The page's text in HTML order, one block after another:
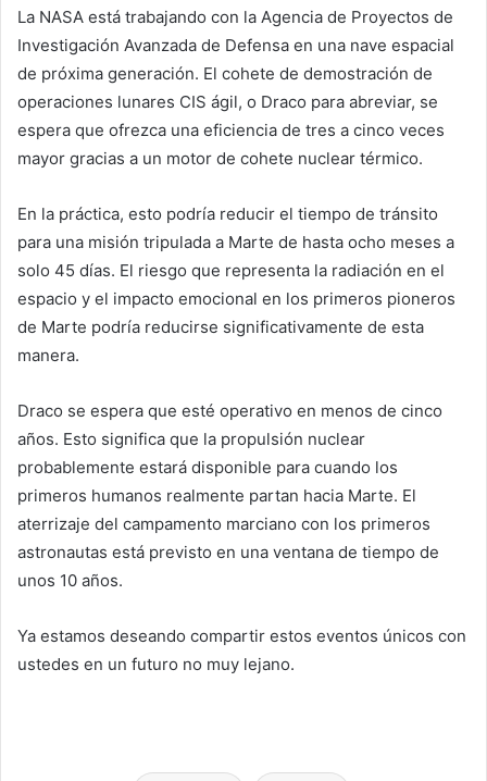
La NASA está trabajando con la Agencia de Proyectos de
Investigación Avanzada de Defensa en una nave espacial
de próxima generación. El cohete de demostración de
operaciones lunares CIS ágil, o Draco para abreviar, se
espera que ofrezca una eficiencia de tres a cinco veces
mayor gracias a un motor de cohete nuclear térmico.
En la práctica, esto podría reducir el tiempo de tránsito
para una misión tripulada a Marte de hasta ocho meses a
solo 45 días. El riesgo que representa la radiación en el
espacio y el impacto emocional en los primeros pioneros
de Marte podría reducirse significativamente de esta
manera.
Draco se espera que esté operativo en menos de cinco
años. Esto significa que la propulsión nuclear
probablemente estará disponible para cuando los
primeros humanos realmente partan hacia Marte. El
aterrizaje del campamento marciano con los primeros
astronautas está previsto en una ventana de tiempo de
unos 10 años.
Ya estamos deseando compartir estos eventos únicos con
ustedes en un futuro no muy lejano.